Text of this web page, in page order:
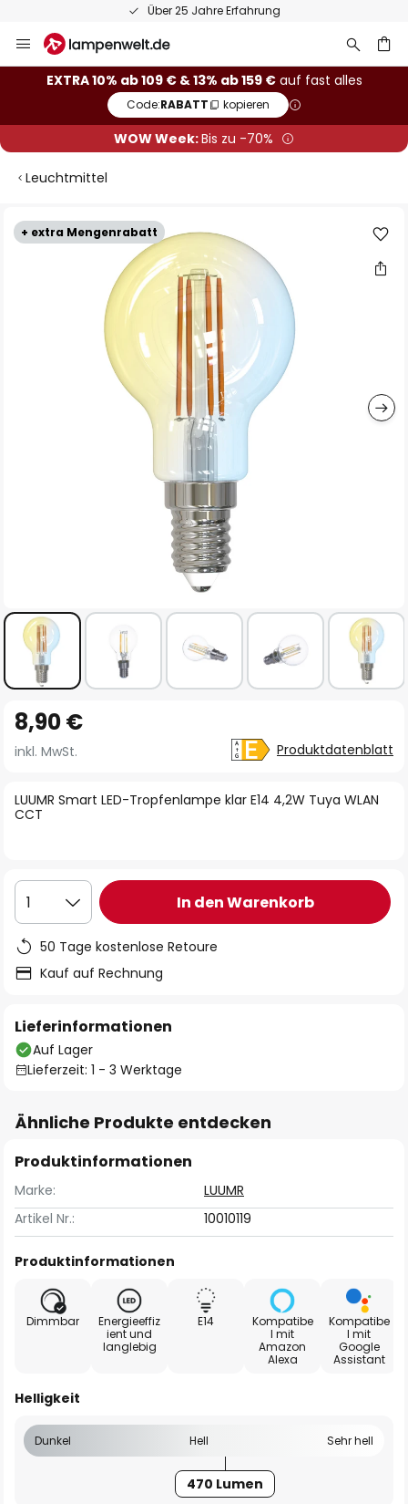
Über 25 Jahre Erfahrung
Inhalt
springen
EXTRA 10% ab 109 € & 13% ab 159 €auf fast alles
Code:RABATT kopieren
WOW Week:Bis zu -70%
Leuchtmittel
+ extra Mengenrabatt
Zum
Ende
Anfang
der
springen
LUUMR Smart LED-Tropfenlampe klar E14 4,2W Tuya WLAN
CCT
8,90 €
inkl. MwSt. Produktdatenblatt
1 In den Warenkorb
50 Tage kostenlose Retoure
Kauf auf Rechnung
Lieferinformationen
Auf Lager
Lieferzeit: 1 - 3 Werktage
Ähnliche Produkte entdecken
Produktinformationen
Marke:
LUUMR
Artikel Nr.:
10010119
Produktinformationen
Dimmbar
Energieeffiz
ient und
langlebig
E14
Kompatibe
l mit
Amazon
Alexa
Kompatibe
l mit
Google
Assistant
Helligkeit
Dunkel Hell Sehr hell
470 Lumen